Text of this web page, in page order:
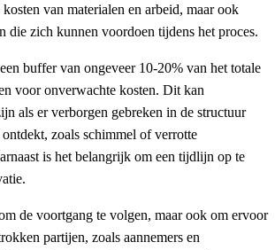
van materialen en arbeid, maar ook
die zich kunnen voordoen tijdens het proces.
buffer van ongeveer 10-20% van het totale
voor onverwachte kosten. Dit kan
als er verborgen gebreken in de structuur
zoals schimmel of verrotte
is het belangrijk om een tijdlijn op te
de voortgang te volgen, maar ook om ervoor
partijen, zoals aannemers en